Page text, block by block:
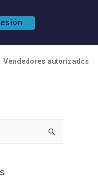
Vendedores autorizados